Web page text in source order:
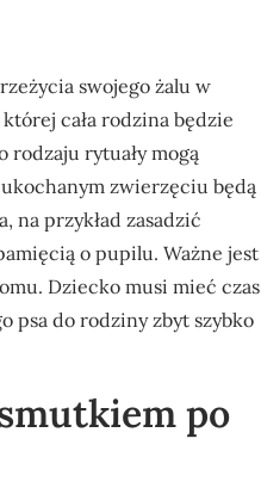
swojego żalu w
cała rodzina będzie
rodzaju rytuały mogą
zwierzęciu będą
na przykład zasadzić
o pupilu. Ważne jest
Dziecko musi mieć czas
psa do rodziny zbyt szybko
po